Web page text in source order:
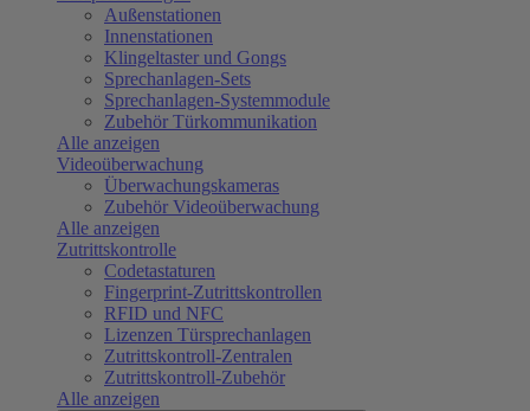
Außenstationen
Innenstationen
Klingeltaster und Gongs
Sprechanlagen-Sets
Sprechanlagen-Systemmodule
Zubehör Türkommunikation
Alle anzeigen
Videoüberwachung
Überwachungskameras
Zubehör Videoüberwachung
Alle anzeigen
Zutrittskontrolle
Codetastaturen
Fingerprint-Zutrittskontrollen
RFID und NFC
Lizenzen Türsprechanlagen
Zutrittskontroll-Zentralen
Zutrittskontroll-Zubehör
Alle anzeigen